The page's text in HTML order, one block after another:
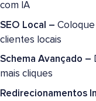
com IA
SEO Local –
clientes locais
Schema Avançado –
mais cliques
Redirecionamentos